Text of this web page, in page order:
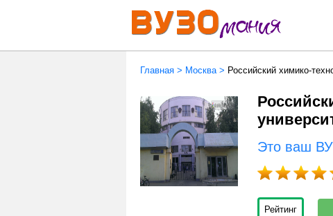
Главная > Москва> Российский химико-
Это ваш
Рейтинг